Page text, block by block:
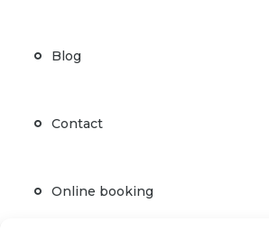
Blog
Contact
Online booking